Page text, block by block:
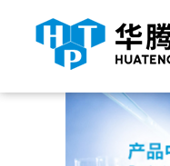
当前位置： 首页